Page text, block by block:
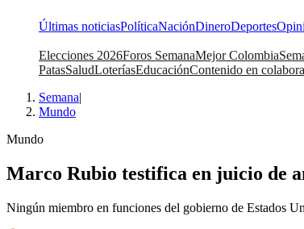
Últimas noticiasPolíticaNaciónDineroDeportes
Elecciones 2026Foros SemanaMejor Colombia
PatasSaludLoteríasEducaciónContenido en
Semana|
Mundo
Mundo
Marco Rubio testifica en juicio de
Ningún miembro en funciones del gobierno de Estados